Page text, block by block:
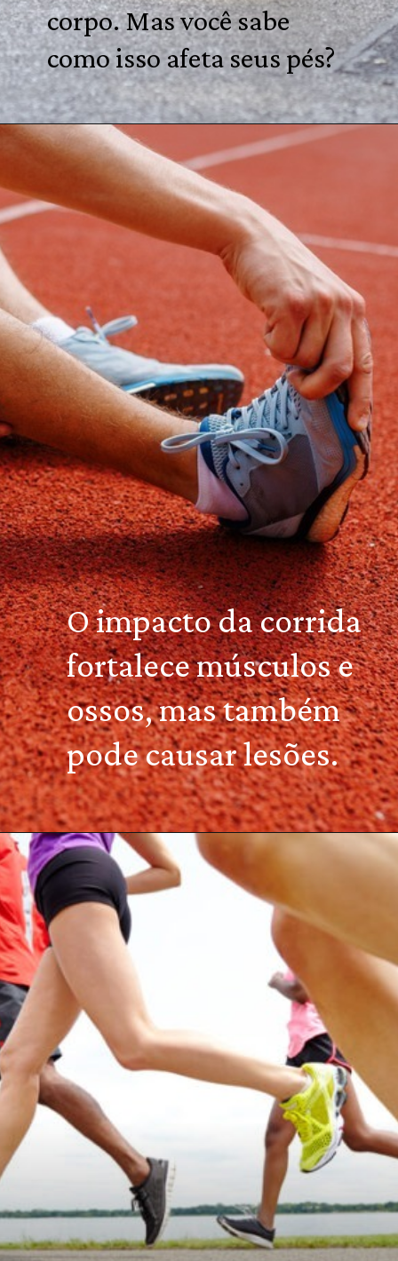
corpo. Mas você sabe
como isso afeta seus pés?
O impacto da corrida
fortalece músculos e
ossos, mas também
pode causar lesões.